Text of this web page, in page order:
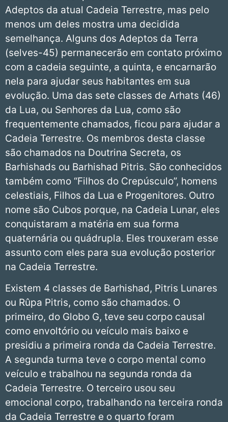
Adeptos da atual Cadeia Terrestre, mas pelo
menos um deles mostra uma decidida
semelhança. Alguns dos Adeptos da Terra
(selves-45) permanecerão em contato próximo
com a cadeia seguinte, a quinta, e encarnarão
nela para ajudar seus habitantes em sua
evolução. Uma das sete classes de Arhats (46)
da Lua, ou Senhores da Lua, como são
frequentemente chamados, ficou para ajudar a
Cadeia Terrestre. Os membros desta classe
são chamados na Doutrina Secreta, os
Barhishads ou Barhishad Pitris. São conhecidos
também como “Filhos do Crepúsculo”, homens
celestiais, Filhos da Lua e Progenitores. Outro
nome são Cubos porque, na Cadeia Lunar, eles
conquistaram a matéria em sua forma
quaternária ou quádrupla. Eles trouxeram esse
assunto com eles para sua evolução posterior
na Cadeia Terrestre.
Existem 4 classes de Barhishad, Pitris Lunares
ou Rûpa Pitris, como são chamados. O
primeiro, do Globo G, teve seu corpo causal
como envoltório ou veículo mais baixo e
presidiu a primeira ronda da Cadeia Terrestre.
A segunda turma teve o corpo mental como
veículo e trabalhou na segunda ronda da
Cadeia Terrestre. O terceiro usou seu
emocional corpo, trabalhando na terceira ronda
da Cadeia Terrestre e o quarto foram